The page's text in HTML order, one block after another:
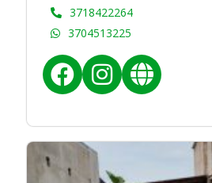
3718422264
3704513225
f
a
i
n
w
e